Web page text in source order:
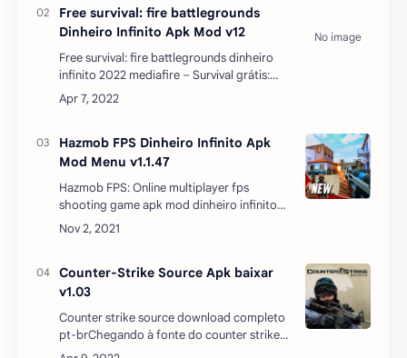
Free survival: fire battlegrounds
Dinheiro Infinito Apk Mod v12
Free survival: fire battlegrounds dinheiro
infinito 2022 mediafire – Survival grátis:
Fire Battlegrounds é o jogo de tiro de
sobrevivência final no seu telefone. O
Hazmob FPS Dinheiro Infinito Apk
Mod Menu v1.1.47
Hazmob FPS: Online multiplayer fps
shooting game apk mod dinheiro infinito
desbloqueado Hazmob FPS apk mod
dinheiro infinito: jogo de tiro multijogador
Counter-Strike Source Apk baixar
v1.03
Counter strike source download completo
pt-brChegando à fonte do counter strike
source apk + data download, os jogadores